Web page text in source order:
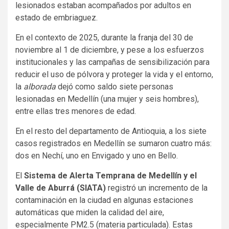
lesionados estaban acompañados por adultos en
estado de embriaguez.
En el contexto de 2025, durante la franja del 30 de
noviembre al 1 de diciembre, y pese a los esfuerzos
institucionales y las campañas de sensibilización para
reducir el uso de pólvora y proteger la vida y el entorno,
la alborada dejó como saldo siete personas
lesionadas en Medellín (una mujer y seis hombres),
entre ellas tres menores de edad.
En el resto del departamento de Antioquia, a los siete
casos registrados en Medellín se sumaron cuatro más:
dos en Nechí, uno en Envigado y uno en Bello.
El Sistema de Alerta Temprana de Medellín y el
Valle de Aburrá (SIATA) registró un incremento de la
contaminación en la ciudad en algunas estaciones
automáticas que miden la calidad del aire,
especialmente PM2.5 (materia particulada). Estas